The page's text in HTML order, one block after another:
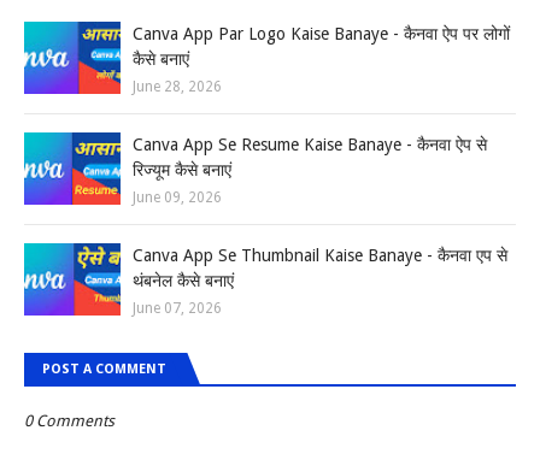
Canva App Par Logo Kaise Banaye - कैनवा ऐप पर लोगों
कैसे बनाएं
June 28, 2026
Canva App Se Resume Kaise Banaye - कैनवा ऐप से
रिज्यूम कैसे बनाएं
June 09, 2026
Canva App Se Thumbnail Kaise Banaye - कैनवा एप से
थंबनेल कैसे बनाएं
June 07, 2026
POST A COMMENT
0 Comments